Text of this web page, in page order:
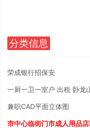
分类信息
荣成银行招保安
一厨一卫一室户 出租 卧龙
兼职CAD平面立体图
市中心临街门市成人用品